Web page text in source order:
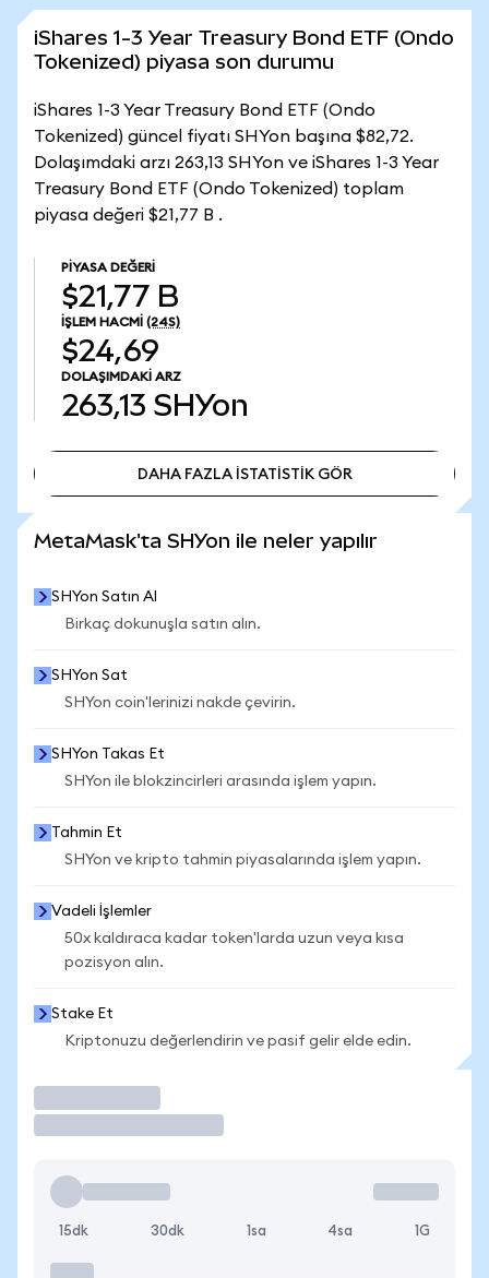
iShares 1-3 Year Treasury Bond ETF (Ondo
Tokenized) piyasa son durumu
iShares 1-3 Year Treasury Bond ETF (Ondo
Tokenized) güncel fiyatı SHYon başına $82,72.
Dolaşımdaki arzı 263,13 SHYon ve iShares 1-3 Year
Treasury Bond ETF (Ondo Tokenized) toplam
piyasa değeri $21,77 B .
PIYASA DEĞERI
$21,77 B
İŞLEM HACMI (24S)
$24,69
DOLAŞIMDAKI ARZ
263,13 SHYon
DAHA FAZLA İSTATİSTİK GÖR
MetaMask'ta SHYon ile neler yapılır
SHYon Satın Al
Birkaç dokunuşla satın alın.
SHYon Sat
SHYon coin'lerinizi nakde çevirin.
SHYon Takas Et
SHYon ile blokzincirleri arasında işlem yapın.
Tahmin Et
SHYon ve kripto tahmin piyasalarında işlem yapın.
Vadeli İşlemler
50x kaldıraca kadar token'larda uzun veya kısa
pozisyon alın.
Stake Et
Kriptonuzu değerlendirin ve pasif gelir elde edin.
15dk 30dk 1sa 4sa 1G